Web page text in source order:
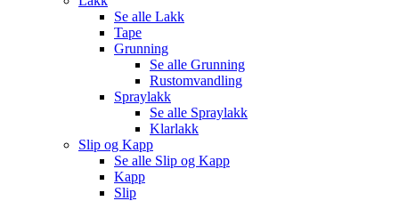
Se alle Lakk
Tape
Grunning
Se alle Grunning
Rustomvandling
Spraylakk
Se alle Spraylakk
Klarlakk
Slip og Kapp
Se alle Slip og Kapp
Kapp
Slip